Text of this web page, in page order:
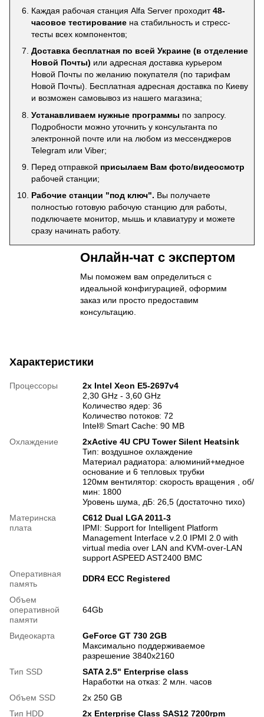
Каждая рабочая станция Alfa Server проходит48-
часовое тестирование на стабильность и стресс-
тесты всех компонентов;
Доставка бесплатная по всей Украине (в отделение
Новой Почты) или адресная доставка курьером
Новой Почты по желанию покупателя (по тарифам
Новой Почты). Бесплатная адресная доставка по Киеву
и возможен самовывоз из нашего магазина;
Устанавливаем нужные программы по запросу.
Подробности можно уточнить у консультанта по
электронной почте или на любом из мессенджеров
Telegram или Viber;
Перед отправкой присылаем Вам фото/видеосмотр
рабочей станции;
Рабочие станции "под ключ". Вы получаете
полностью готовую рабочую станцию для работы,
подключаете монитор, мышь и клавиатуру и можете
сразу начинать работу.
Онлайн-чат с экспертом
Мы поможем вам определиться с
идеальной конфигурацией, оформим
заказ или просто предоставим
консультацию.
Характеристики
Процессоры
2x Intel Xeon E5-2697v4
2,30 GHz - 3,60 GHz
Количество ядер: 36
Количество потоков: 72
Intel® Smart Cache: 90 MB
Охлаждение
2xActive 4U CPU Tower Silent Heatsink
Тип: воздушное охлаждение
Материал радиатора: алюминий+медное
основание и 6 тепловых трубки
120мм вентилятор: скорость вращения , об/
мин: 1800
Уровень шума, дБ: 26,5 (достаточно тихо)
Материнска
плата
C612 Dual LGA 2011-3
IPMI: Support for Intelligent Platform
Management Interface v.2.0 IPMI 2.0 with
virtual media over LAN and KVM-over-LAN
support ASPEED AST2400 BMC
Оперативная
память
DDR4 ECC Registered
Объем
оперативной
памяти
64Gb
Видеокарта
GeForce GT 730 2GB
Максимально поддерживаемое
разрешение 3840x2160
Тип SSD
SATA 2.5" Enterprise class
Наработки на отказ: 2 млн. часов
Объем SSD
2х 250 GB
Тип HDD
2x Enterprise Class SAS12 7200rpm